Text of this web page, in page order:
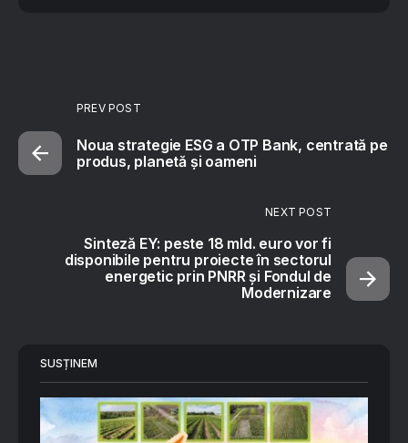
PREV POST
Noua strategie ESG a OTP Bank, centrată pe
produs, planetă și oameni
NEXT POST
Sinteză EY: peste 18 mld. euro vor fi
disponibile pentru proiecte în sectorul
energetic prin PNRR și Fondul de
Modernizare
SUSȚINEM